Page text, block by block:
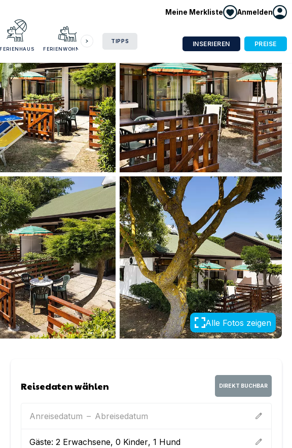
Meine Merkliste Anmelden
FERIENHAUS FERIENWOHNUNG
TIPPS INSERIEREN PREISE
Alle Fotos zeigen
Reisedaten wählen DIREKT BUCHBAR
Anreisedatum – Abreisedatum edit
Gäste:2 Erwachsene,0 Kinder,1 Hund edit